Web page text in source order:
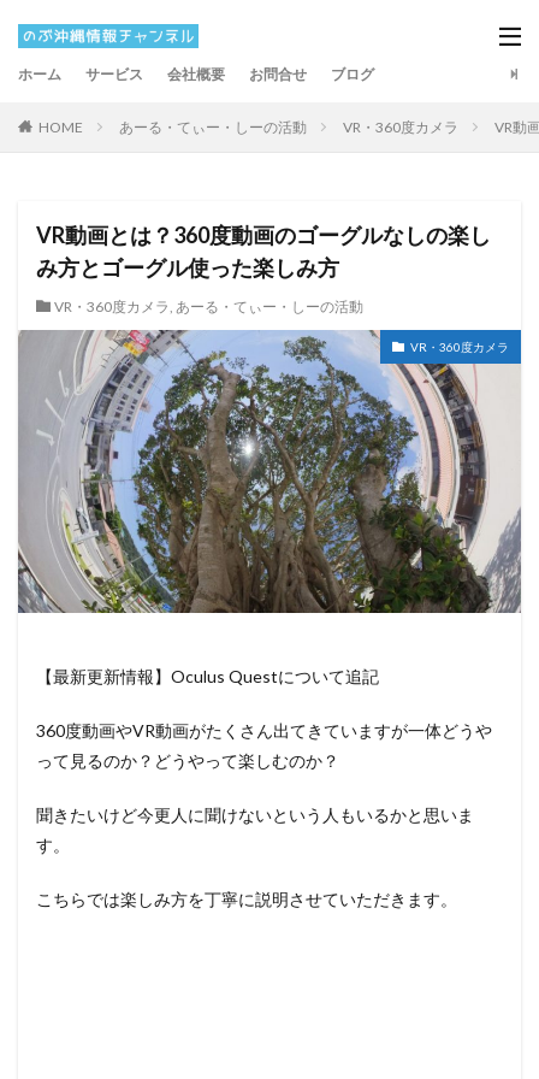
ホーム サービス 会社概要 お問合せ ブログ
HOME あーる・てぃー・しーの活動 VR・360度カメラ VR動
VR動画とは？360度動画のゴーグルなしの楽し
み方とゴーグル使った楽しみ方
VR・360度カメラ, あーる・てぃー・しーの活動
VR・360度カメラ
【最新更新情報】Oculus Questについて追記
360度動画やVR動画がたくさん出てきていますが一体どうや
って見るのか？どうやって楽しむのか？
聞きたいけど今更人に聞けないという人もいるかと思いま
す。
こちらでは楽しみ方を丁寧に説明させていただきます。